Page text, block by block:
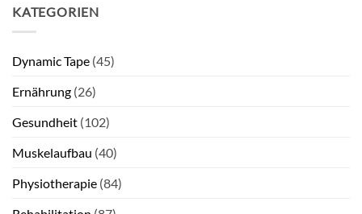
KATEGORIEN
Dynamic Tape (45)
Ernährung (26)
Gesundheit (102)
Muskelaufbau (40)
Physiotherapie (84)